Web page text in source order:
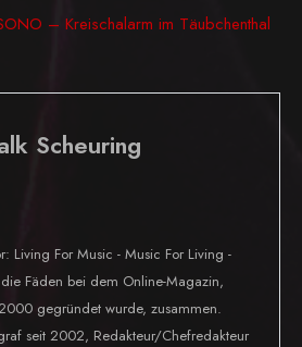
– Kreischalarm im Täubchenthal
Scheuring
Living For Music - Music For Living -
Fäden bei dem Online-Magazin,
gegründet wurde, zusammen.
seit 2002, Redakteur/Chefredakteur